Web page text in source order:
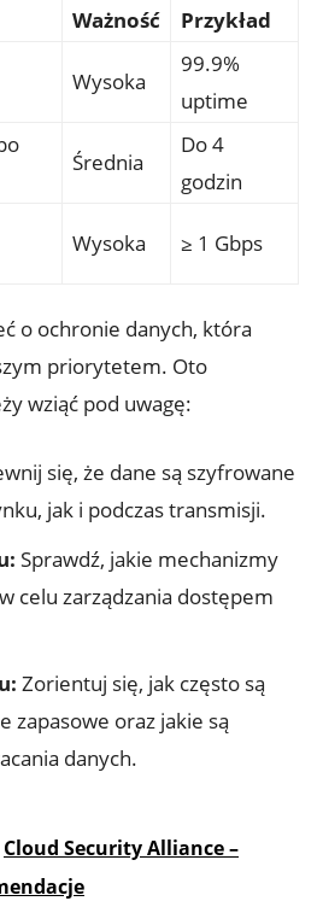
Ważność Przykład
Wysoka
99.9%
uptime
Średnia
Do 4
godzin
Wysoka ≥ 1 Gbps
o ochronie danych, która
priorytetem. Oto
wziąć pod⁣ uwagę:
się, że‌ dane są szyfrowane⁤
jak i podczas transmisji.
Sprawdź, jakie mechanizmy
celu zarządzania dostępem
Zorientuj się, jak często są
zapasowe ⁢oraz jakie są
danych.
Cloud Security Alliance –